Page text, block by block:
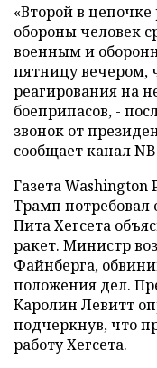
«Второй в
обороны человек
военным и
пятницу вечером,
реагирования на
боеприпасов, -
звонок от
сообщает канал
Газета Washington
Трамп потребовал
Пита Хегсета
ракет. Министр
Файнберга,
положения дел.
Каролин Левитт
подчеркнув, что
работу Хегсета.